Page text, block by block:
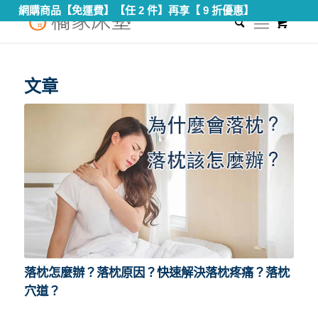
網購商品【免運費】【任 2 件】再享【 9 折優惠】
您現在的位置： 首頁 /落枕穴道
文章
落枕怎麼辦？落枕原因？快速解決落枕疼痛？落枕
穴道？